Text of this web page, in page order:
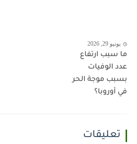
يونيو 29, 2026
ما سبب ارتفاع
عدد الوفيات
بسبب موجة الحر
في أوروبا؟
تعليقات